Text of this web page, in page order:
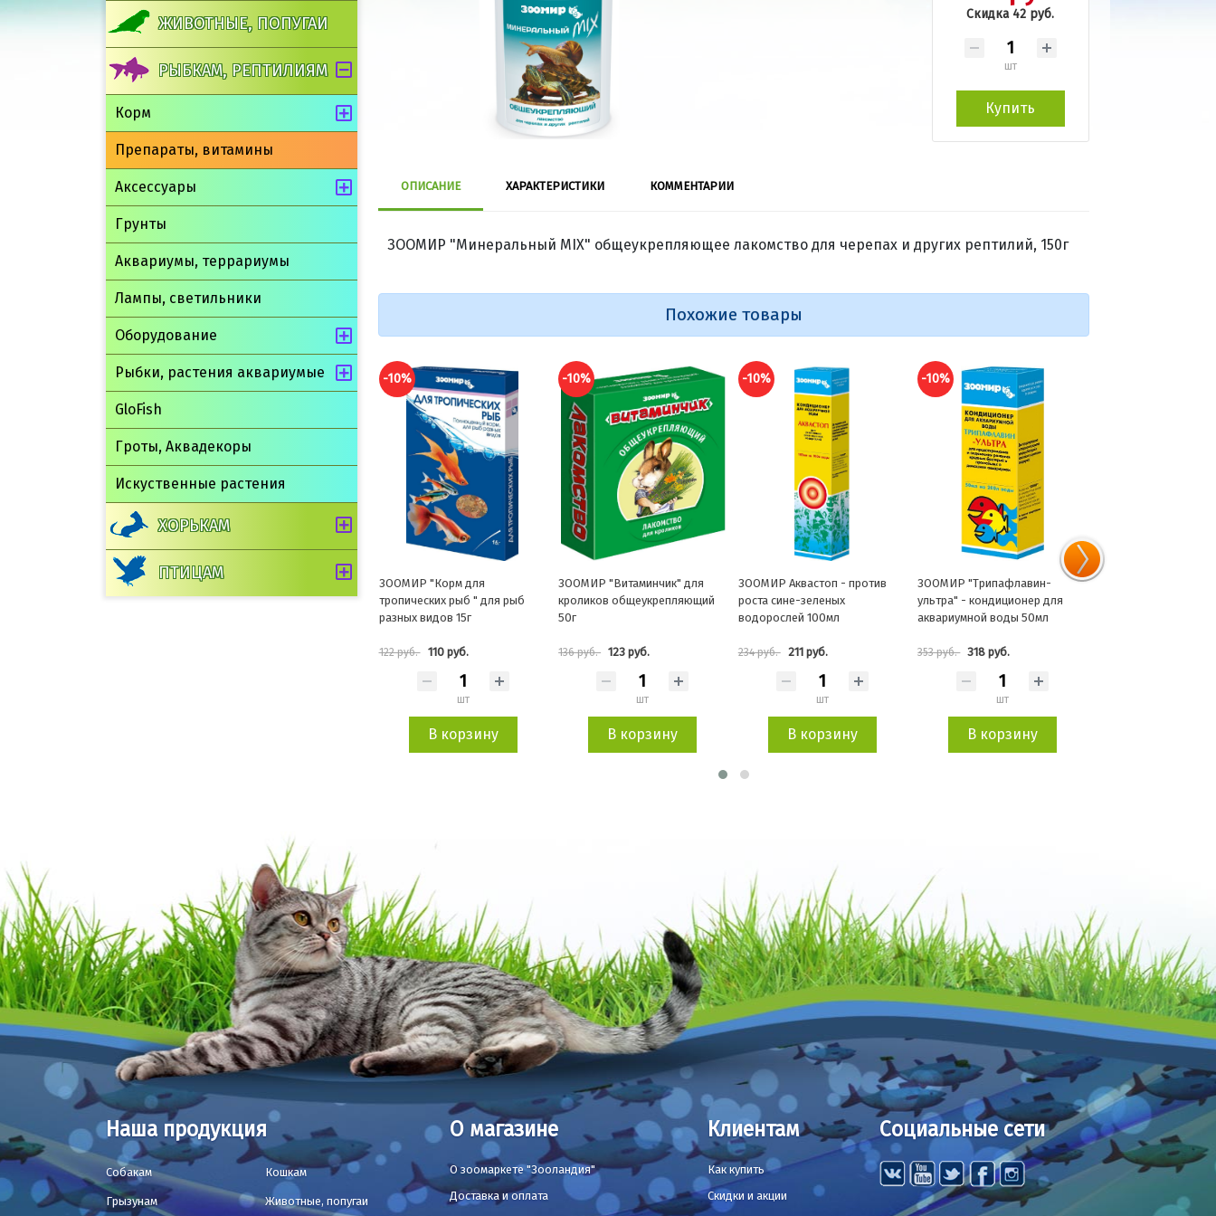
ЖИВОТНЫЕ, ПОПУГАИ
РЫБКАМ, РЕПТИЛИЯМ
Корм
Препараты, витамины
Аксессуары
Грунты
Аквариумы, террариумы
Лампы, светильники
Оборудование
Рыбки, растения аквариумые
GloFish
Гроты, Аквадекоры
Искуственные растения
ХОРЬКАМ
ПТИЦАМ
Скидка 42 руб.
шт
Купить
ОПИСАНИЕ ХАРАКТЕРИСТИКИ КОММЕНТАРИИ
ЗООМИР "Минеральный MIX" общеукрепляющее лакомство для черепах и других рептилий, 150г
Похожие товары
-10%
ЗООМИР "Корм для
тропических рыб " для рыб
-10%
ЗООМИР "Витаминчик" для
кроликов общеукрепляющий
50г
136 руб. 123 руб.
шт
В корзину
-10%
ЗООМИР Аквастоп - против
роста сине-зеленых
водорослей 100мл
234 руб. 211 руб.
шт
В корзину
-10%
ЗООМИР "Трипафлавин-
ультра" - кондиционер для
аквариумной воды 50мл
353 руб. 318 руб.
шт
В корзину
-10%
ЗООМИР Флэк тропический
хлопьевидный корм для
тропических рыб 20г
185 руб. 167 руб.
шт
В корзину
Наша продукция
Собакам Кошкам
Грызунам Животные, попугаи
О магазине
О зоомаркете "Зооландия"
Доставка и оплата
Клиентам
Как купить
Скидки и акции
Социальные сети